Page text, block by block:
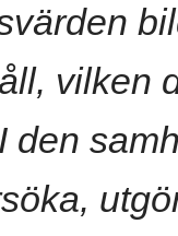
vilken
den